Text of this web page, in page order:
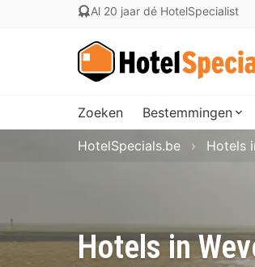
Al 20 jaar dé HotelSpecialist
Zoeken Bestemmingen
Hotels in
HotelSpecials.be Hotels